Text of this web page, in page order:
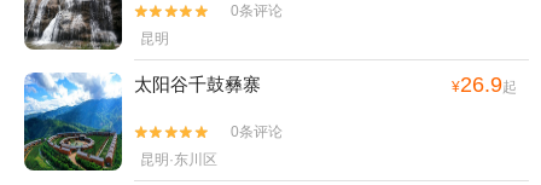


0条评论
昆明
太阳谷千鼓彝寨 ¥26.9起


0条评论
昆明·东川区